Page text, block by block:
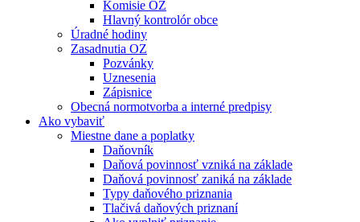
Komisie OZ
Hlavný kontrolór obce
Úradné hodiny
Zasadnutia OZ
Pozvánky
Uznesenia
Zápisnice
Obecná normotvorba a interné predpisy
Ako vybaviť
Miestne dane a poplatky
Daňovník
Daňová povinnosť vzniká na základe
Daňová povinnosť zaniká na základe
Typy daňového priznania
Tlačivá daňových priznaní